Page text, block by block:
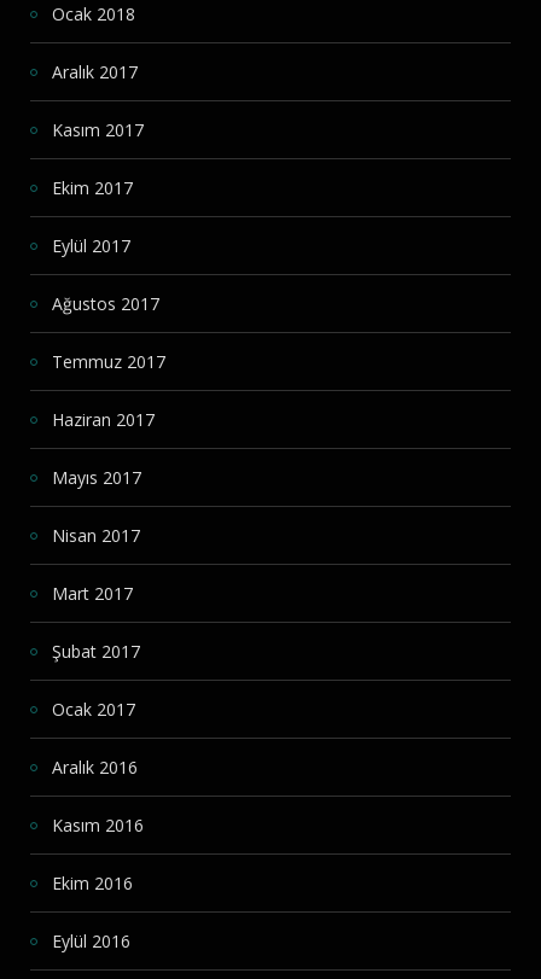
Ocak 2018
Aralık 2017
Kasım 2017
Ekim 2017
Eylül 2017
Ağustos 2017
Temmuz 2017
Haziran 2017
Mayıs 2017
Nisan 2017
Mart 2017
Şubat 2017
Ocak 2017
Aralık 2016
Kasım 2016
Ekim 2016
Eylül 2016